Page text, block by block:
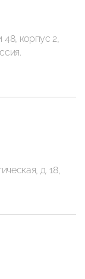
48, корпус 2,
д. 18,